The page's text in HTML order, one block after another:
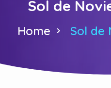
Sol de
Home Sol de